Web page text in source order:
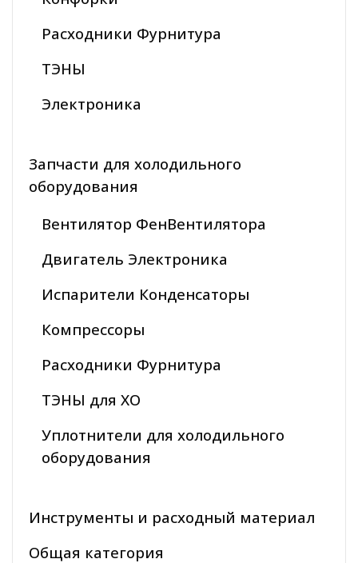
Расходники Фурнитура
ТЭНЫ
Электроника
Запчасти для холодильного
оборудования
Вентилятор ФенВентилятора
Двигатель Электроника
Испарители Конденсаторы
Компрессоры
Расходники Фурнитура
ТЭНЫ для ХО
Уплотнители для холодильного
оборудования
Инструменты и расходный материал
Общая категория